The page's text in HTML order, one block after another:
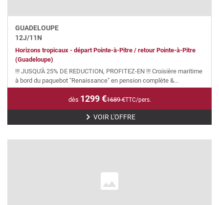
GUADELOUPE
12J/11N
Horizons tropicaux - départ Pointe-à-Pitre / retour Pointe-à-Pitre
(Guadeloupe)
!!! JUSQU'À 25% DE REDUCTION, PROFITEZ-EN !!! Croisière maritime
à bord du paquebot "Renaissance" en pension complète &...
dès 1299€1689€TTC/pers.
VOIR L'OFFRE